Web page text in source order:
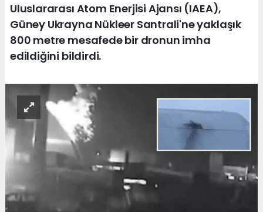
Uluslararası Atom Enerjisi Ajansı (IAEA),
Güney Ukrayna Nükleer Santrali'ne yaklaşık
800 metre mesafede bir dronun imha
edildiğini bildirdi.